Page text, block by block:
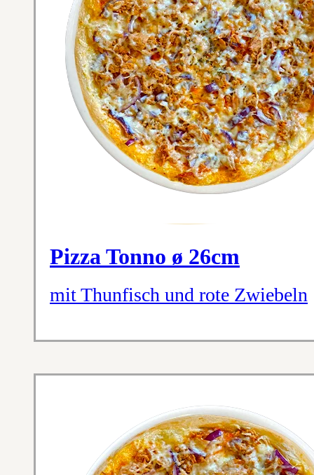
Pizza Tonno ø 26cm
mit Thunfisch und rote Zwiebeln